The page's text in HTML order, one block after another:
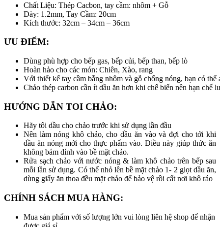
Chất Liệu: Thép Cacbon, tay cầm: nhôm + Gỗ
Dày: 1.2mm, Tay Cầm: 20cm
Kích thước: 32cm – 34cm – 36cm
ƯU ĐIỂM:
Dùng phù hợp cho bếp gas, bếp củi, bếp than, bếp lò
Hoàn hảo cho các món: Chiên, Xào, rang
Với thiết kế tay cầm bằng nhôm và gỗ chống nóng, bạn có
Chảo thép carbon cần ít dầu ăn hơn khi chế biến nên hạn chế
HƯỚNG DẪN TOI CHẢO:
Hãy tôi dầu cho chảo trước khi sử dụng lần đầu
Nên làm nóng khô chảo, cho dầu ăn vào và đợi cho tới khi
dầu ăn nóng mới cho thực phẩm vào. Điều này giúp thức ăn
không bám dính vào bề mặt chảo.
Rửa sạch chảo với nước nóng & làm khô chảo trên bếp sau
mỗi lần sử dụng. Có thể nhỏ lên bề mặt chảo 1- 2 giọt dầu ăn,
dùng giấy ăn thoa đều mặt chảo để bảo vệ rồi cất nơi khô ráo
CHÍNH SÁCH MUA HÀNG:
Mua sản phẩm với số lượng lớn vui lòng liên hệ shop để nhận